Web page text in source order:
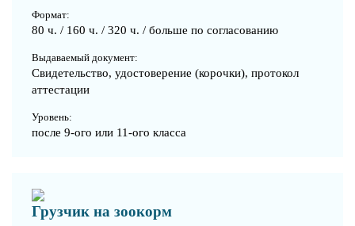
Формат:
80 ч. / 160 ч. / 320 ч. / больше по согласованию
Выдаваемый документ:
Свидетельство, удостоверение (корочки), протокол
аттестации
Уровень:
после 9-ого или 11-ого класса
Грузчик на зоокорм